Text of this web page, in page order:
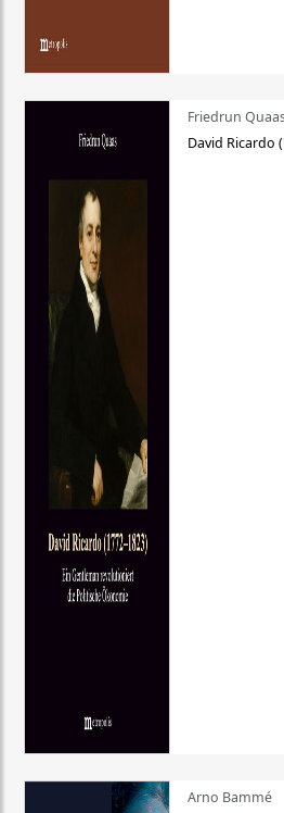
Friedrun
David Ricardo
Arno Bammé